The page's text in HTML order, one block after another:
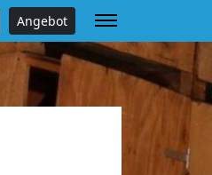
Angebot